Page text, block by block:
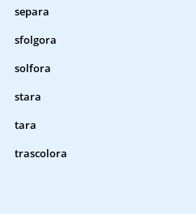
separa
sfolgora
solfora
stara
tara
trascolora